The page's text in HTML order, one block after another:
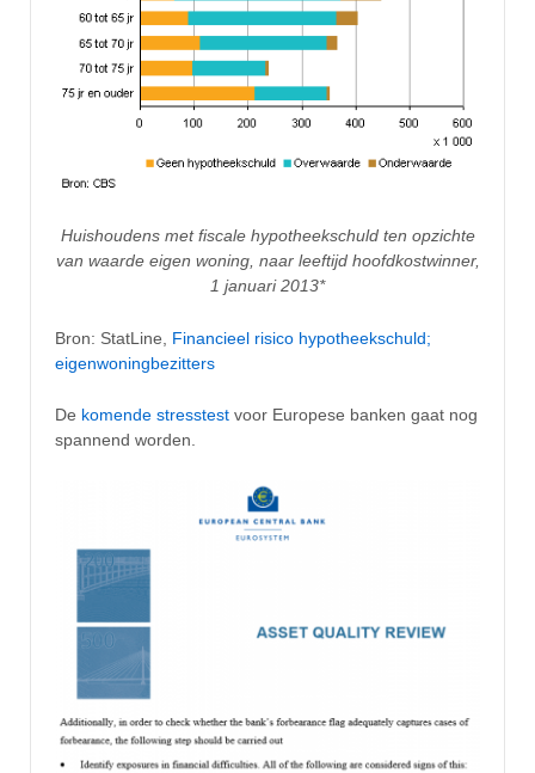
Huishoudens met fiscale hypotheekschuld ten opzichte
van waarde eigen woning, naar leeftijd hoofdkostwinner,
1 januari 2013*
Bron: StatLine, Financieel risico hypotheekschuld;
eigenwoningbezitters
De komende stresstest voor Europese banken gaat nog
spannend worden.